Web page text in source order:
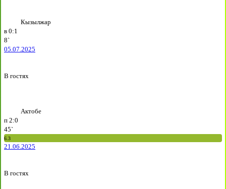
Кызылжар
в 0:1
8`
05.07.2025
В гостях
Актобе
п 2:0
45`
6.3
21.06.2025
В гостях